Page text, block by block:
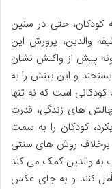
کودکان، حتی در سنین
والدین، پرورش این
پیش از واکنش نشان
و این بینش را به
است که نه تنها
های زندگی، قدرت
کودکان را به سمت
روش های سنتی
به والدین کمک می کند
کنند و به جای عکس